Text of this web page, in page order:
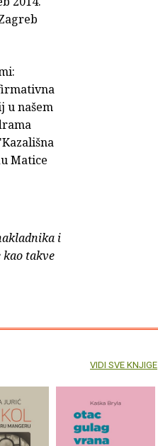
u našem
Matice
i
kao takve
VIDI SVE KNJIGE